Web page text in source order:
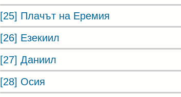
[25] Плачът на Еремия
[26] Езекиил
[27] Даниил
[28] Осия